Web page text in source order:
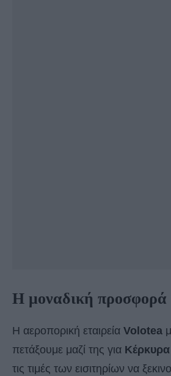
Η μοναδική προσφορά
Η αεροπορική εταιρεία Volotea
πετάξουμε μαζί της για Κέρκυρα
τις τιμές των εισιτηρίων να